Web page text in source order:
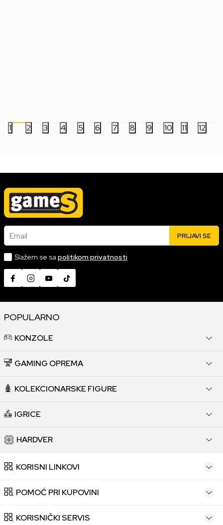
1 2 3 4 5 6 7 8 9 10 11 12
Email PRIJAVI SE
Slažem se sa politikom privatnosti
POPULARNO
KONZOLE
GAMING OPREMA
KOLEKCIONARSKE FIGURE
IGRICE
HARDVER
KORISNI LINKOVI
POMOĆ PRI KUPOVINI
KORISNIČKI SERVIS